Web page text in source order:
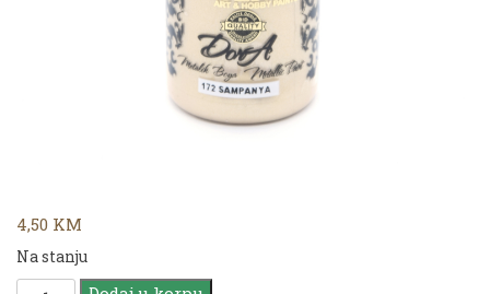
4,50 KM
Na stanju
CADENCE